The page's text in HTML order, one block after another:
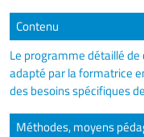
Contenu
Le programme détaillé
adapté par la formatrice
des besoins spécifiques
Méthodes, moyens